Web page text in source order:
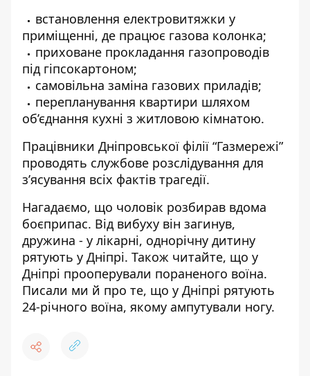
встановлення електровитяжки у
приміщенні, де працює газова колонка;
приховане прокладання газопроводів
під гіпсокартоном;
самовільна заміна газових приладів;
перепланування квартири шляхом
об’єднання кухні з житловою кімнатою.
Працівники Дніпровської філії “Газмережі”
проводять службове розслідування для
з’ясування всіх фактів трагедії.
Нагадаємо, що чоловік розбирав вдома
боєприпас. Від вибуху він загинув,
дружина - у лікарні, однорічну дитину
рятують у Дніпрі. Також читайте, що у
Дніпрі прооперували пораненого воїна.
Писали ми й про те, що у Дніпрі рятують
24-річного воїна, якому ампутували ногу.